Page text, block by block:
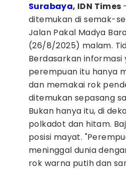
Surabaya, IDN Times -
ditemukan di semak-
Jalan Pakal Madya
(26/8/2025) malam.
Berdasarkan informasi
perempuan itu hanya
dan memakai rok
ditemukan sepasang
Bukan hanya itu, di
polkadot dan hitam.
posisi mayat.
meninggal dunia
rok warna putih dan